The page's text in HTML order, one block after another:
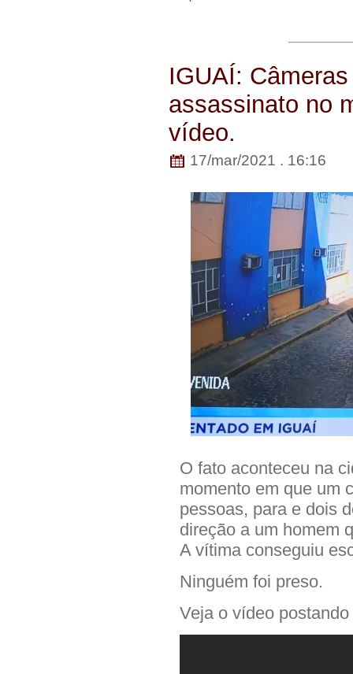
IGUAÍ:
assassinato no
vídeo.
17/mar/2021 . 16:16
O fato aconteceu na
momento em que um
pessoas, para e dois
direção a um homem
A vítima conseguiu
Ninguém foi preso.
Veja o vídeo